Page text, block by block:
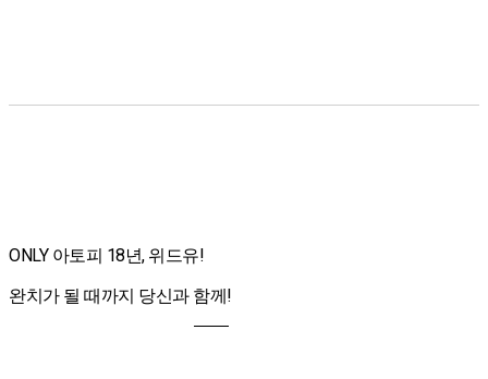
ONLY 아토피 18년, 위드유!
완치가 될 때까지 당신과 함께!